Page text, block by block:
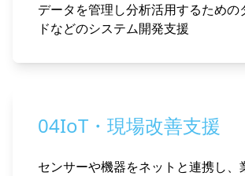
データを管理し分析活用するための
ドなどのシステム開発支援
04IoT・現場改善支援
センサーや機器をネットと連携し、